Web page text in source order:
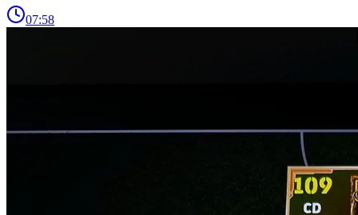
07:58